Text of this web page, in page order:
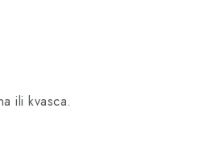
ili kvasca.